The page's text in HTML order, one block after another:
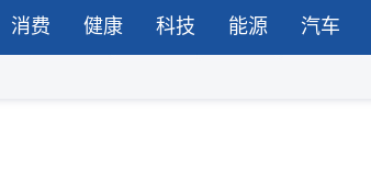
消费 健康 科技 能源 汽车